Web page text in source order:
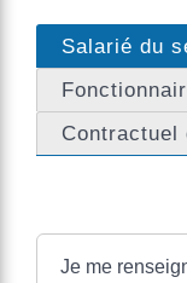
Salarié du
Contractuel
Je me